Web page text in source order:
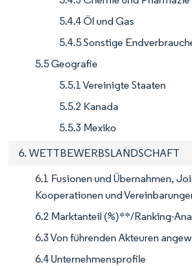
5.4.4 Öl und Gas
5.4.5 Sonstige
5.5 Geografie
5.5.1 Vereinigte Staaten
5.5.2 Kanada
5.5.3 Mexiko
6. WETTBEWERBSLANDSCHAFT
6.1 Fusionen und Übernahmen,
Kooperationen und
6.2 Marktanteil (%)**/Ranking-
6.3 Von führenden Akteuren
6.4 Unternehmensprofile